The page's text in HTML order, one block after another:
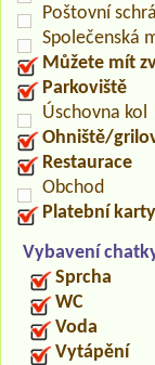
Poštovní
Společenská
Můžete mít
Parkoviště
Úschovna kol
Ohniště/
Restaurace
Obchod
Platební karty
Vybavení
Sprcha
WC
Voda
Vytápění